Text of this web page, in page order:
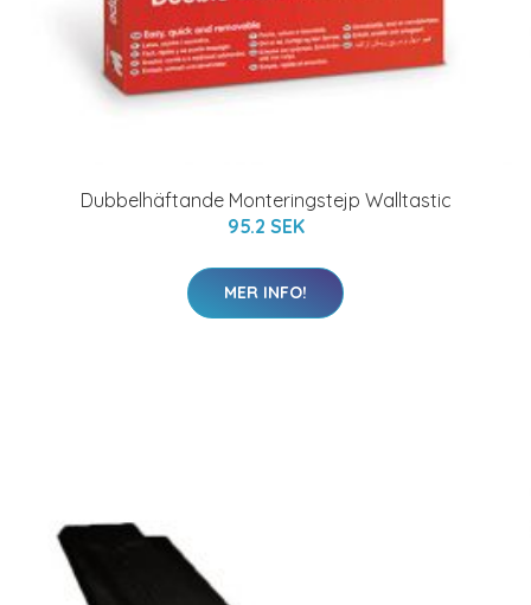
Dubbelhäftande Monteringstejp Walltastic
95.2 SEK
MER INFO!